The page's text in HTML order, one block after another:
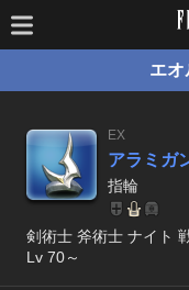
エオ
EX
アラミガ
指輪
剣術士 斧術士 ナイト
Lv 70～